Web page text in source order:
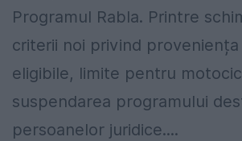
Programul Rabla. Printre
criterii noi privind
eligibile, limite pentru
suspendarea programului
persoanelor juridice....